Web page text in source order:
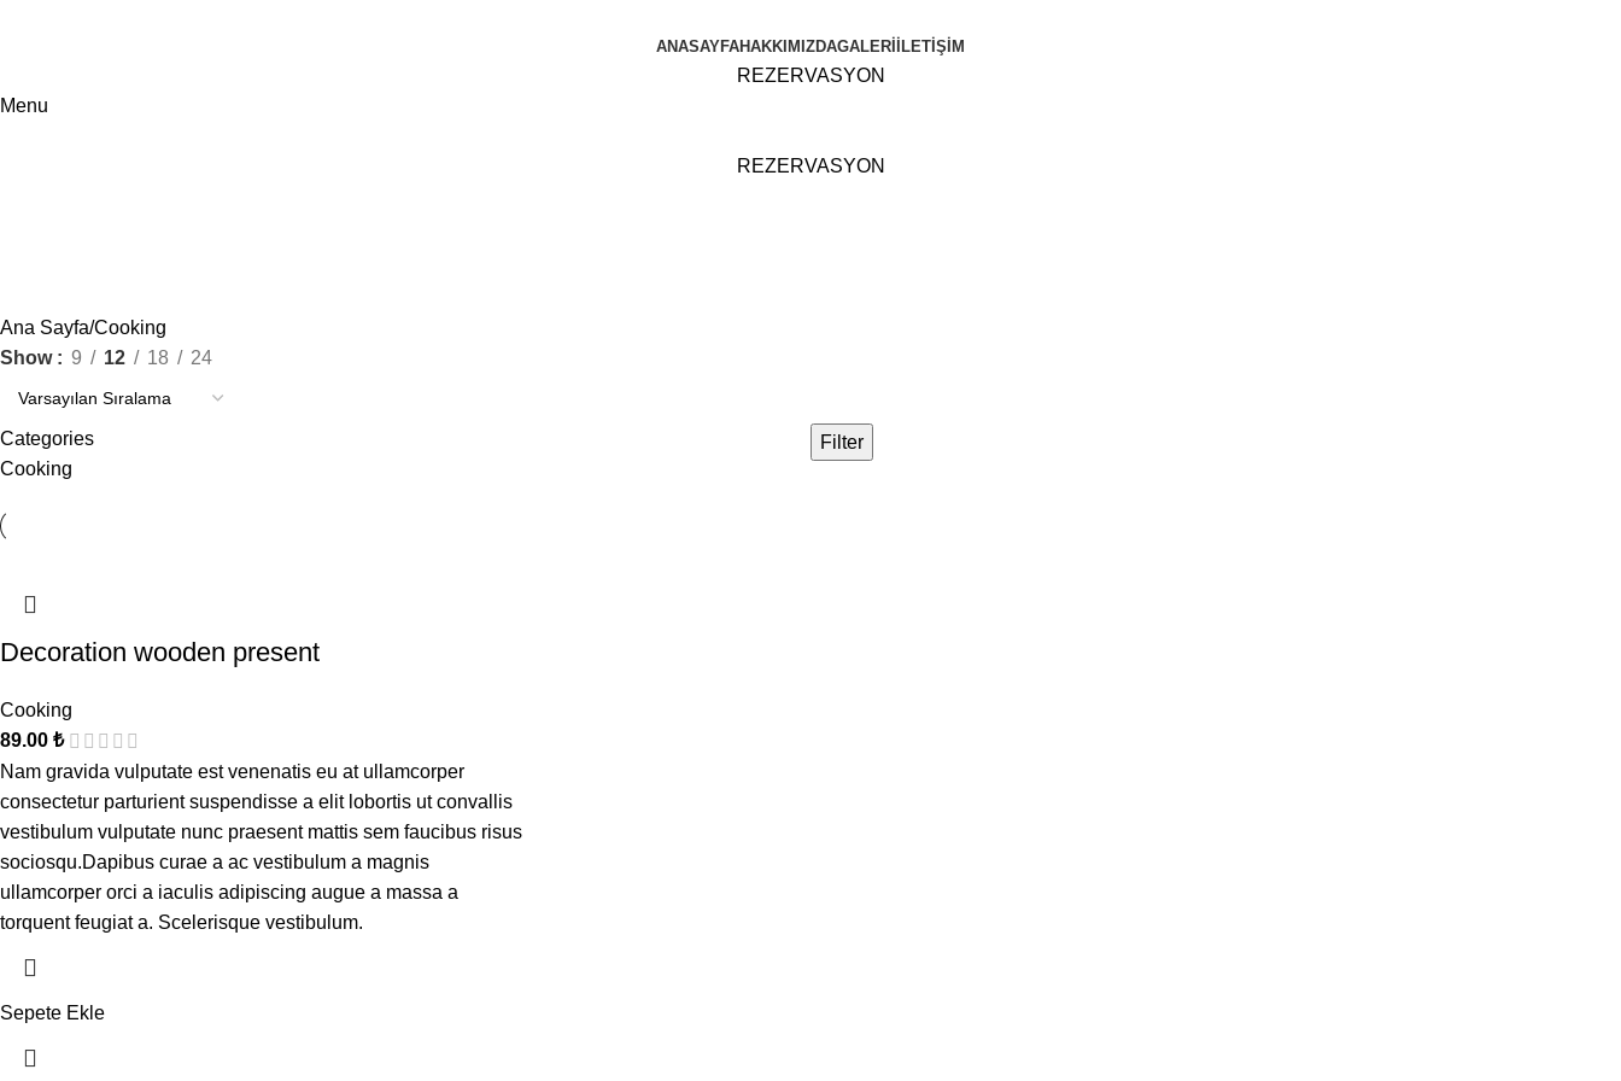
ANASAYFAHAKKIMIZDAGALERİ İLETİŞİM
REZERVASYON
Menu
REZERVASYON
Ana Sayfa Cooking
Show
9 12 18 24
Categories
Cooking
Filter
Decoration wooden present
Cooking
89.00 ₺
Nam gravida vulputate est venenatis eu at ullamcorper
consectetur parturient suspendisse a elit lobortis ut convallis
vestibulum vulputate nunc praesent mattis sem faucibus risus
sociosqu.Dapibus curae a ac vestibulum a magnis
ullamcorper orci a iaculis adipiscing augue a massa a
torquent feugiat a. Scelerisque vestibulum.
Sepete Ekle